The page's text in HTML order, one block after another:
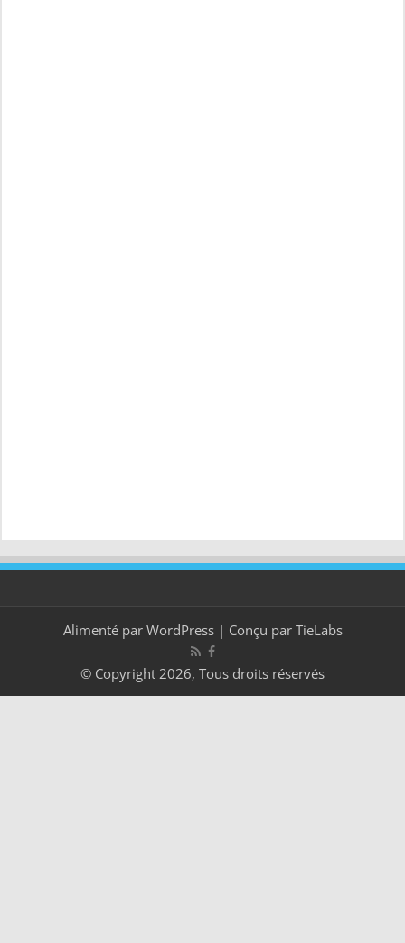
Alimenté par WordPress| Conçu par TieLabs
© Copyright 2026, Tous droits réservés